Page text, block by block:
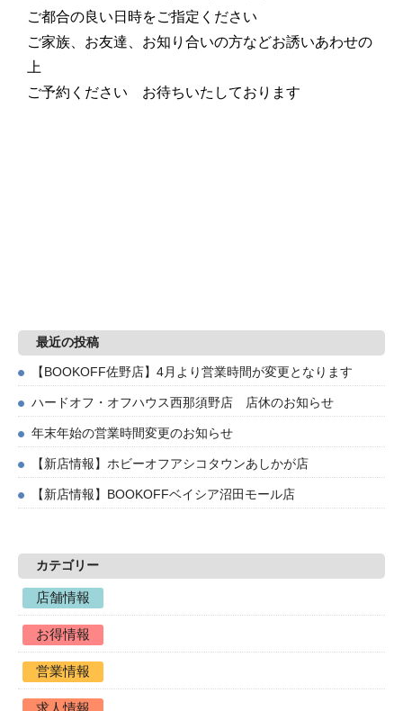
ご都合の良い日時をご指定ください
ご家族、お友達、お知り合いの方などお誘いあわせの
上
ご予約ください お待ちいたしております
最近の投稿
【BOOKOFF佐野店】4月より営業時間が変更となります
ハードオフ・オフハウス西那須野店 店休のお知らせ
年末年始の営業時間変更のお知らせ
【新店情報】ホビーオフアシコタウンあしかが店
【新店情報】BOOKOFFベイシア沼田モール店
カテゴリー
店舗情報
お得情報
営業情報
求人情報